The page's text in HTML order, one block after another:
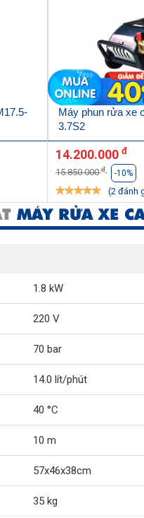
Máy phun rửa xe
3.7S2
14.200.000 đ
15.850.000đ -10%
(2 đánh
MÁY RỬA XE
1.8 kW
220 V
70 bar
14.0 lít/phút
40 °C
10 m
57x46x38cm
35 kg